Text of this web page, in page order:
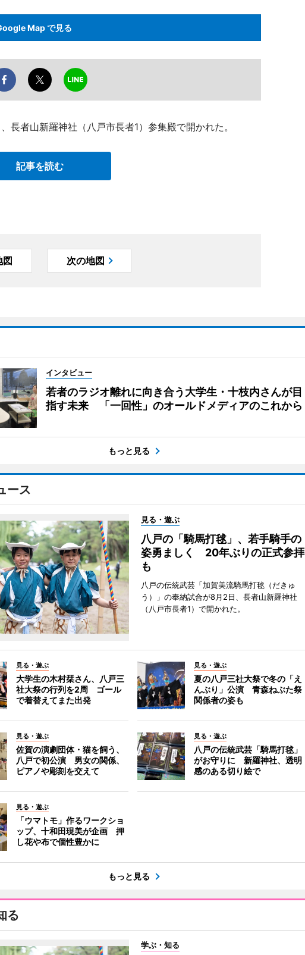
Map で見る
長者山新羅神社（八戸市長者1）参集殿で開かれた。
記事を読む
図 次の地図
インタビュー
若者のラジオ離れに向き合う大学生・十枝内さんが目
指す未来 「一回性」のオールドメディアのこれから
もっと見る
ース
見る・遊ぶ
八戸の「騎馬打毬」、若手騎手の
姿勇ましく 20年ぶりの正式参拝
も
八戸の伝統武芸「加賀美流騎馬打毬（だきゅ
う）」の奉納試合が8月2日、長者山新羅神社
（八戸市長者1）で開かれた。
見る・遊ぶ
大学生の木村栞さん、八戸三
社大祭の行列を2周 ゴール
で着替えてまた出発
見る・遊ぶ
夏の八戸三社大祭で冬の「え
んぶり」公演 青森ねぶた祭
関係者の姿も
見る・遊ぶ
佐賀の演劇団体・猫を飼う、
八戸で初公演 男女の関係、
ピアノや彫刻を交えて
見る・遊ぶ
八戸の伝統武芸「騎馬打毬」
がお守りに 新羅神社、透明
感のある切り絵で
見る・遊ぶ
「ウマトモ」作るワークショ
ップ、十和田現美が企画 押
し花や布で個性豊かに
もっと見る
る
学ぶ・知る